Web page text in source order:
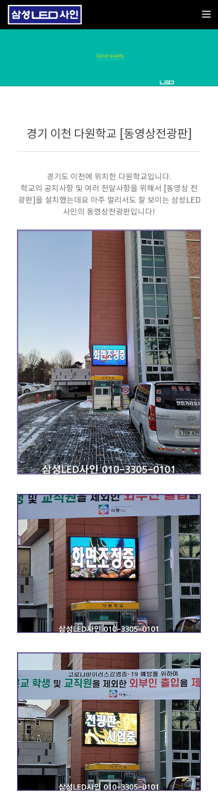
경기 이천 다원학교 [동영상전광판]
경기도 이천에 위치한 다원학교입니다.
학교의 공지사항 및 여러 전달사항을 위해서 [동영상 전
광판]을 설치했는데요 아주 멀리서도 잘 보이는 삼성LED
사인의 동영상전광판입니다!